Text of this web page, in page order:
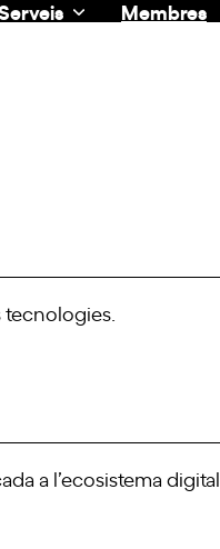
Membres
a l’ecosistema digital